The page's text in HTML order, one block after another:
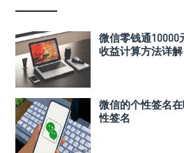
微信零钱通10000
收益计算方法详解
微信的个性签名
性签名